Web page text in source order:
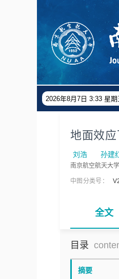
2026年8月7日 3:33 星期
地面效
刘浩 孙建
南京航空航天大
中图分类号：
全文
目录
摘要